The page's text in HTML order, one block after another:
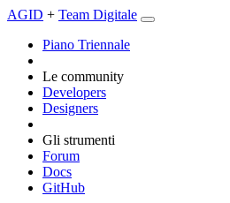
AGID + Team Digitale
Piano Triennale
Le community
Developers
Designers
Gli strumenti
Forum
Docs
GitHub